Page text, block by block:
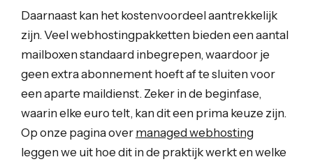
Daarnaast kan het kostenvoordeel aantrekkelijk
zijn. Veel webhostingpakketten bieden een aantal
mailboxen standaard inbegrepen, waardoor je
geen extra abonnement hoeft af te sluiten voor
een aparte maildienst. Zeker in de beginfase,
waarin elke euro telt, kan dit een prima keuze zijn.
Op onze pagina over managed webhosting
leggen we uit hoe dit in de praktijk werkt en welke